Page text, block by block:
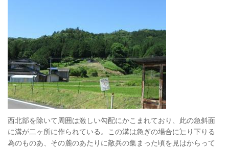
西北部を除いて周囲は激しい勾配にかこまれており、此の急斜面
に溝が二ヶ所に作られている。この溝は急ぎの場合に辷り下りる
為のものあ、その麓のあたりに敵兵の集まった頃を見はからって